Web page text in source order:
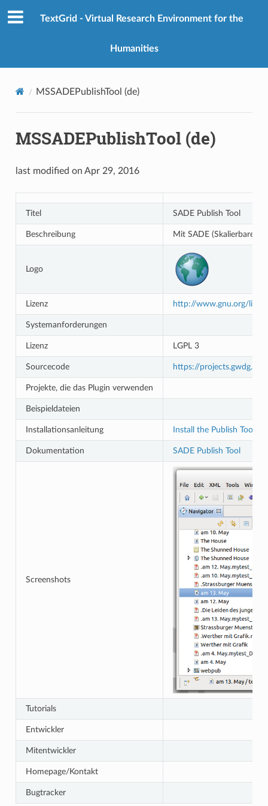
TextGrid - Virtual Research Environment for the
Humanities
MSSADEPublishTool (de)
MSSADEPublishTool (de)
last modified on Apr 29, 2016
Titel SADE Publish Tool
Beschreibung Mit SADE (Skalierbare
Logo
Lizenz http://www.gnu.org/
Systemanforderungen
Lizenz LGPL 3
Sourcecode https://
Projekte, die das Plugin verwenden
Beispieldateien
Installationsanleitung Install the Publish Tool
Dokumentation SADE Publish Tool
Screenshots
Tutorials
Entwickler
Mitentwickler
Homepage/Kontakt
Bugtracker